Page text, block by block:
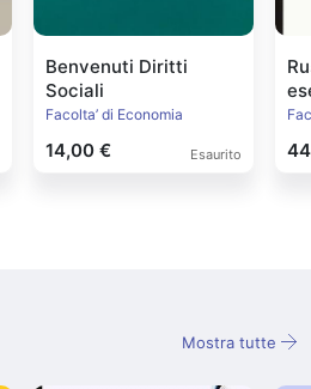
Benvenuti Diritti
Sociali
Facolta’ di Economia
14,00 € Esaurito
Mostra tutte